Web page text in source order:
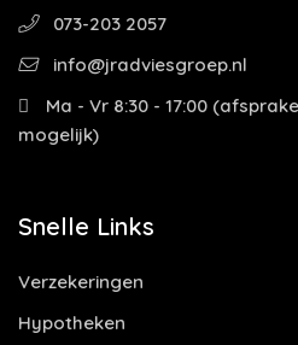
073-203 2057
info@jradviesgroep.nl
Ma - Vr 8:30 - 17:00
mogelijk)
Snelle Links
Verzekeringen
Hypotheken